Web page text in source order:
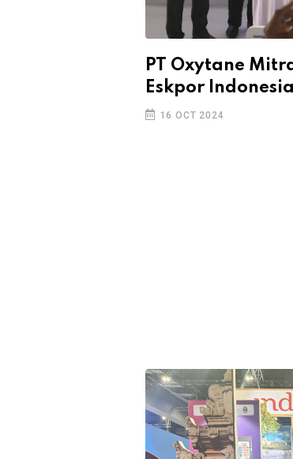
PT Oxytane
Eskpor Indonesia
16 OCT 2024